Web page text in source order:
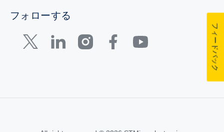
フォローする
フィードバック